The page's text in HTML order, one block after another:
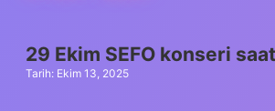
29 Ekim SEFO konseri
Tarih: Ekim 13, 2025